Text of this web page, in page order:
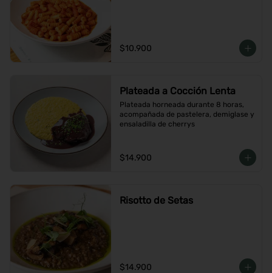
$10.900
Plateada a Cocción Lenta
Plateada horneada durante 8 horas,
acompañada de pastelera, demiglase y
ensaladilla de cherrys
$14.900
Risotto de Setas
$14.900